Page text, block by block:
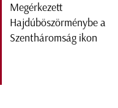
Megérkezett
Hajdúböszörménybe a
Szentháromság ikon